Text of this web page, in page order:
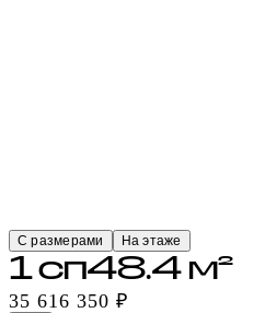
С размерами На этаже
1 сп48.4 м²
35 616 350 ₽